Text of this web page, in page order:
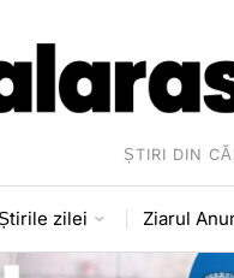
ȘTIRI DIN
zilei Ziarul